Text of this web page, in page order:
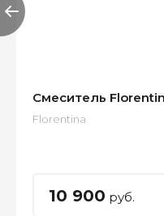
Смеситель
Florentina
10 900 руб.